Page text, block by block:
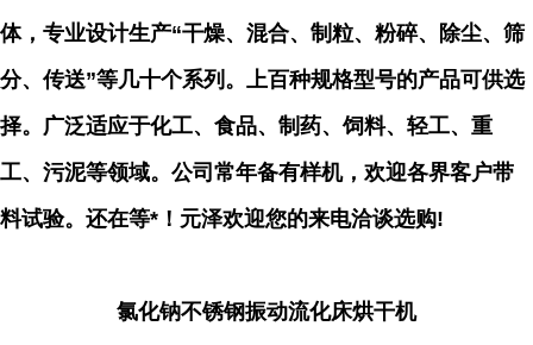
体，专业设计生产“干燥、混合、制粒、粉碎、除尘、筛
分、传送”等几十个系列。上百种规格型号的产品可供选
择。广泛适应于化工、食品、制药、饲料、轻工、重
工、污泥等领域。公司常年备有样机，欢迎各界客户带
料试验。还在等*！元泽欢迎您的来电洽谈选购!
氯化钠不锈钢振动流化床烘干机